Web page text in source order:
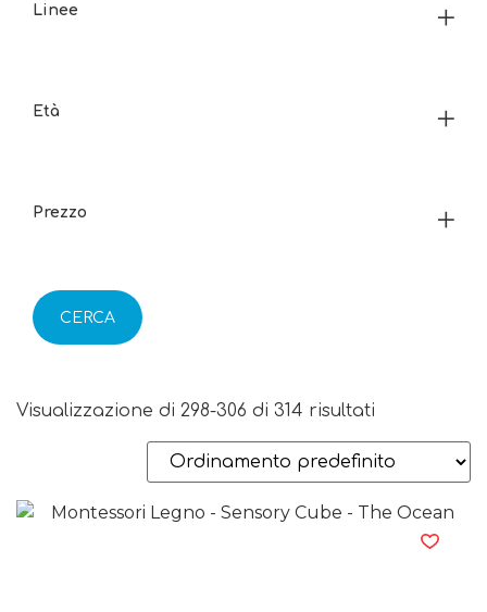
Linee
Età
Prezzo
CERCA
Visualizzazione di 298-306 di 314 risultati